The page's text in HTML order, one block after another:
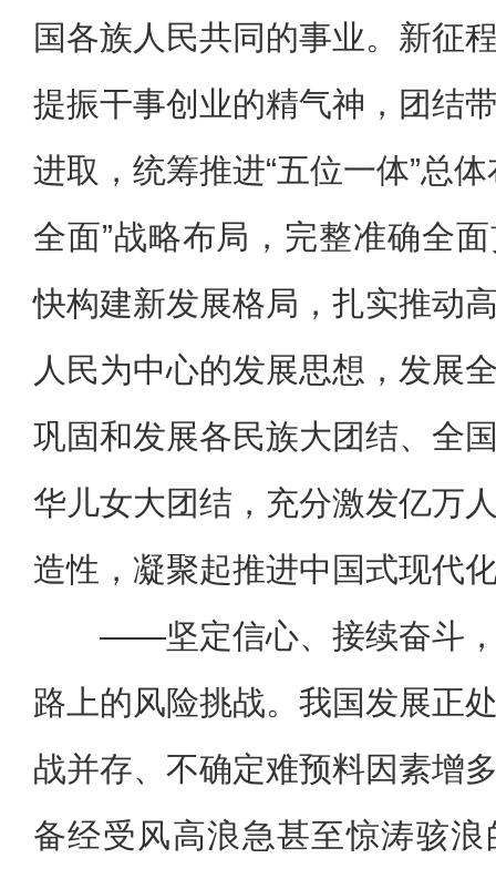
国各族人民共同的事业。新征
提振干事创业的精气神，团结
进取，统筹推进“五位一体”总
全面”战略布局，完整准确全
快构建新发展格局，扎实推动
人民为中心的发展思想，发展
巩固和发展各民族大团结、全
华儿女大团结，充分激发亿万
造性，凝聚起推进中国式现代
——坚定信心、接续奋斗
路上的风险挑战。我国发展正
战并存、不确定难预料因素增
备经受风高浪急甚至惊涛骇